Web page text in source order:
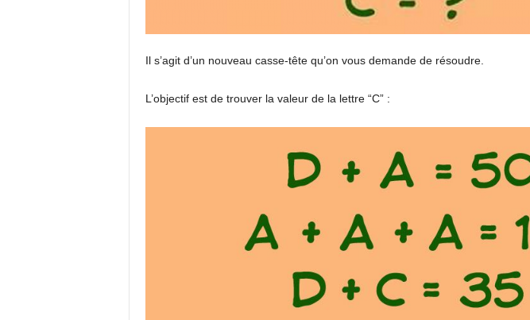
Il s’agit d’un nouveau casse-tête qu’on vous demande de résoudre.
L’objectif est de trouver la valeur de la lettre “C” :